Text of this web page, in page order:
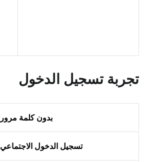
تجربة تسجيل الدخول
بدون كلمة مرور
تسجيل الدخول الاجتماعي